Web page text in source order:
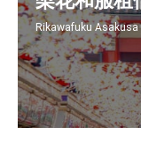
Rikawafuku Asakusa